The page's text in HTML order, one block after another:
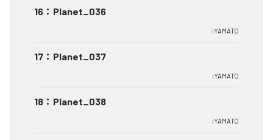
16 ： Planet_036
iYAMATO
17 ： Planet_037
iYAMATO
18 ： Planet_038
iYAMATO